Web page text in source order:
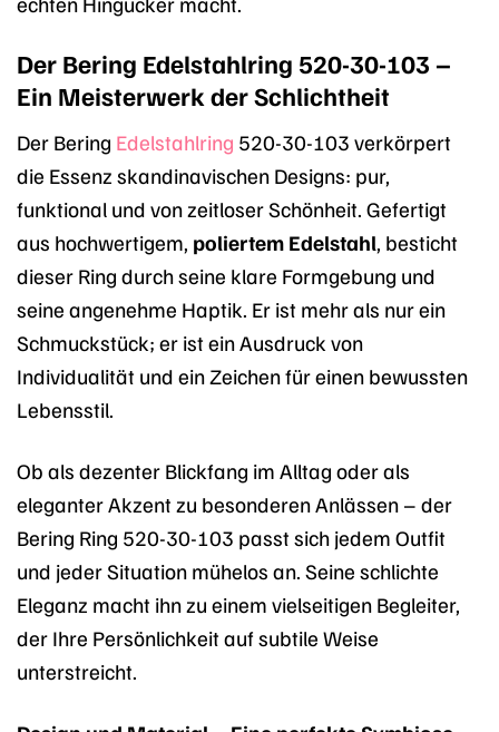
Der Bering Edelstahlring 520-30-103 –
Ein Meisterwerk der Schlichtheit
Der Bering Edelstahlring 520-30-103 verkörpert
die Essenz skandinavischen Designs: pur,
funktional und von zeitloser Schönheit. Gefertigt
aus hochwertigem, poliertem Edelstahl, besticht
dieser Ring durch seine klare Formgebung und
seine angenehme Haptik. Er ist mehr als nur ein
Schmuckstück; er ist ein Ausdruck von
Individualität und ein Zeichen für einen bewussten
Lebensstil.
Ob als dezenter Blickfang im Alltag oder als
eleganter Akzent zu besonderen Anlässen – der
Bering Ring 520-30-103 passt sich jedem Outfit
und jeder Situation mühelos an. Seine schlichte
Eleganz macht ihn zu einem vielseitigen Begleiter,
der Ihre Persönlichkeit auf subtile Weise
unterstreicht.